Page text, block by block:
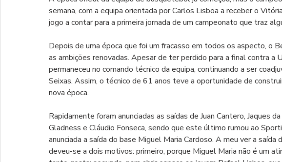
semana, com a equipa orientada por Carlos Lisboa a receber o
jogo a contar para a primeira jornada de um campeonato que traz
Depois de uma época que foi um fracasso em todos os aspecto, o
as ambições renovadas. Apesar de ter perdido para a final contra a
permaneceu no comando técnico da equipa, continuando a ser
Seixas. Assim, o técnico de 61 anos teve a oportunidade de
nova época.
Rapidamente foram anunciadas as saídas de Juan Cantero, Jaques
Gladness e Cláudio Fonseca, sendo que este último rumou ao
anunciada a saída do base Miguel Maria Cardoso. A meu ver a
deveu-se a dois motivos: primeiro, porque Miguel Maria não é um